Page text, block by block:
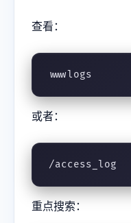
查看：
wwwlogs
或者：
/access_log
重点搜索：